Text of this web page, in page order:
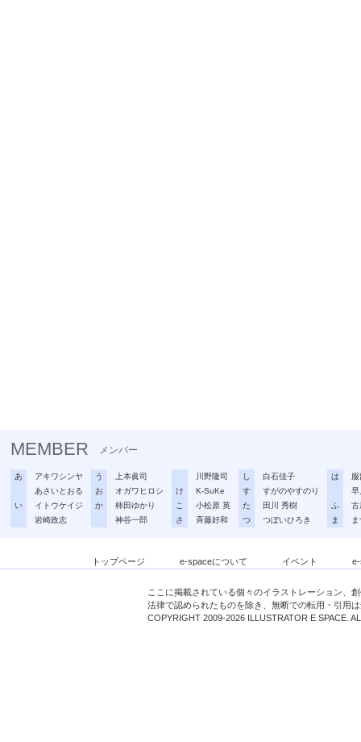
MEMBER メンバー
あ
アキワシンヤ
あさいとおる
い
イトウケイジ
岩崎政志
う
上本眞司
お
オガワヒロシ
か
柿田ゆかり
神谷一郎
川野隆司
け
K-SuKe
こ
小松原 英
さ
斉藤好和
し
白石佳子
す
すがのやすのり
た
田川 秀樹
つ
つぼいひろき
は
早
ふ
古
ま
トップページ e-spaceについて イベント
ここに掲載されている個々のイラストレーション、
法律で認められたものを除き、無断での転用・引用
COPYRIGHT 2009-2026 ILLUSTRATOR E SPACE.